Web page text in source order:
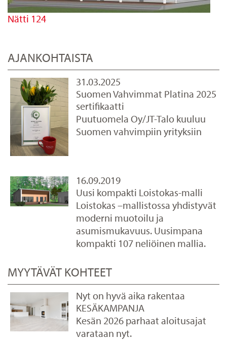
Nätti 124
AJANKOHTAISTA
31.03.2025
Suomen Vahvimmat Platina 2025
sertifikaatti
Puutuomela Oy/JT-Talo kuuluu
Suomen vahvimpiin yrityksiin
16.09.2019
Uusi kompakti Loistokas-malli
Loistokas –mallistossa yhdistyvät
moderni muotoilu ja
asumismukavuus. Uusimpana
kompakti 107 neliöinen mallia.
MYYTÄVÄT KOHTEET
Nyt on hyvä aika rakentaa
KESÄKAMPANJA
Kesän 2026 parhaat aloitusajat
varataan nyt.